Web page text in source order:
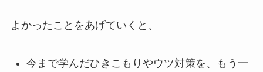
よかったことをあげていくと、
今まで学んだひきこもりやウツ対策を、もう一